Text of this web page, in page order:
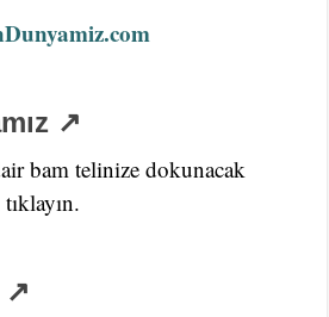
↗
bam telinize dokunacak
↗